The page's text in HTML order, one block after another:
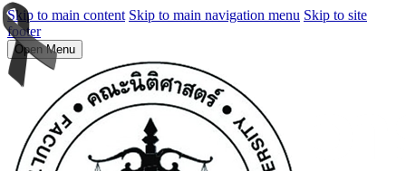
Skip to main content Skip to main navigation menu Skip to site
footer
Open Menu